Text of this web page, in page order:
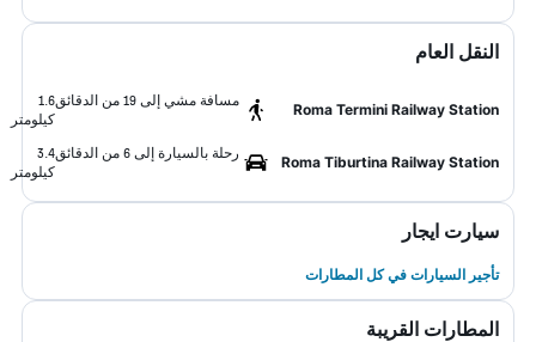
النقل العام
Roma Termini Railway Station
مسافة مشي إلى 19 من الدقائق
1.6
كيلومتر
Roma Tiburtina Railway Station
رحلة بالسيارة إلى 6 من الدقائق
3.4
كيلومتر
سيارت ايجار
تأجير السيارات في كل المطارات
المطارات القريبة